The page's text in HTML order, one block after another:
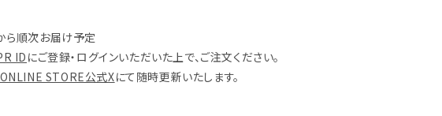
順次お届け予定
ID にご登録・ログインいただいた上で、ご注文ください。
STORE公式Xにて随時更新いたします。